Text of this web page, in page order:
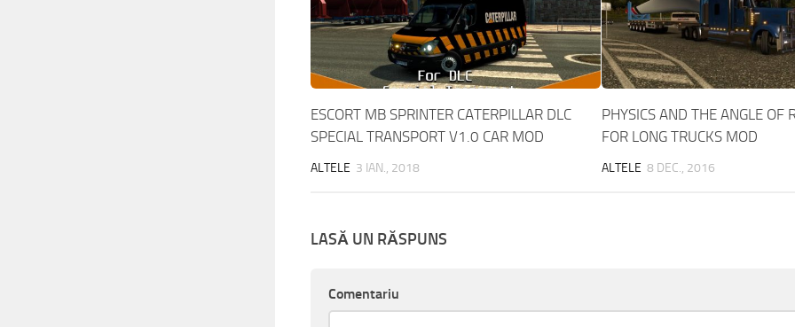
ESCORT MB SPRINTER CATERPILLAR DLC
SPECIAL TRANSPORT V1.0 CAR MOD
ALTELE 3 IAN., 2018
PHYSICS AND THE ANGLE OF
FOR LONG TRUCKS MOD
ALTELE 8 DEC., 2016
LASĂ UN RĂSPUNS
Comentariu